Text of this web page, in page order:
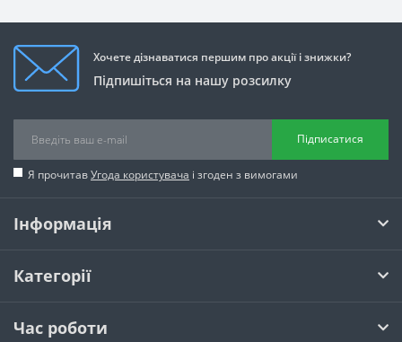
Хочете дізнаватися першим про акції і знижки?
Підпишіться на нашу розсилку
Підписатися
Я прочитавУгода користувача і згоден з вимогами
Інформація
Категорії
Час роботи